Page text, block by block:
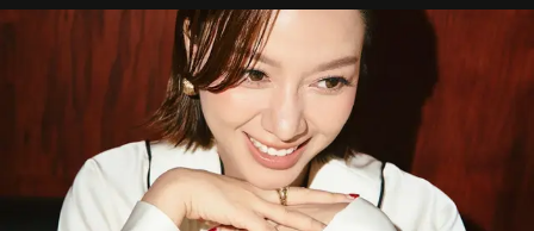
mang đến niềm vui cho thực khách.